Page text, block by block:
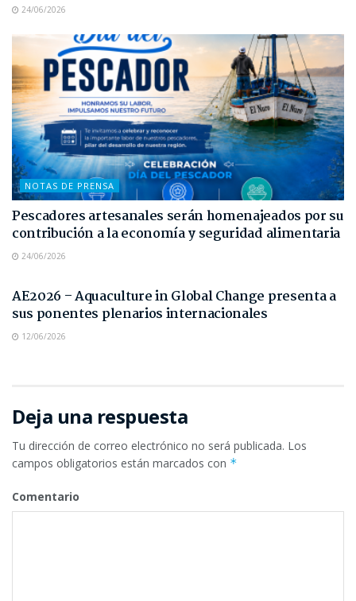
24/06/2026
NOTAS DE PRENSA
Pescadores artesanales serán homenajeados por su
contribución a la economía y seguridad alimentaria
24/06/2026
AE2026 – Aquaculture in Global Change presenta a
sus ponentes plenarios internacionales
12/06/2026
Deja una respuesta
Tu dirección de correo electrónico no será publicada. Los
campos obligatorios están marcados con *
Comentario